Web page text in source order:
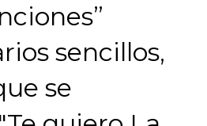
sencillos,
se